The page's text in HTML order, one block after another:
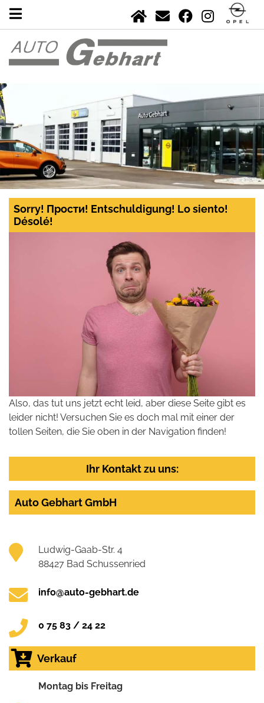
Sorry! Прости! Entschuldigung! Lo siento!
Désolé!
Also, das tut uns jetzt echt leid, aber diese Seite gibt es
leider nicht! Versuchen Sie es doch mal mit einer der
tollen Seiten, die Sie oben in der Navigation finden!
Ihr Kontakt zu uns:
Auto Gebhart GmbH
Ludwig-Gaab-Str. 4
88427 Bad Schussenried
info@auto-gebhart.de
0 75 83 / 24 22
Verkauf
Montag bis Freitag